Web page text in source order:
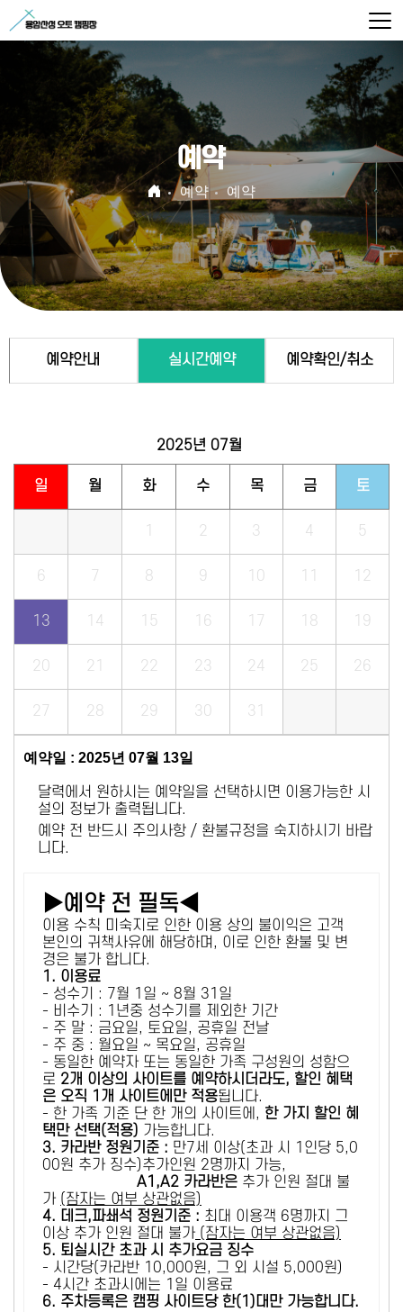
예약
예약 예약
예약안내 실시간예약 예약확인/취소
2025년 07월
일 월 화 수 목 금 토
1 2 3 4 5
6 7 8 9 10 11 12
13 14 15 16 17 18 19
20 21 22 23 24 25 26
27 28 29 30 31
예약일 : 2025년 07월 13일
달력에서 원하시는 예약일을 선택하시면 이용가능한 시
설의 정보가 출력됩니다.
예약 전 반드시 주의사항 / 환불규정을 숙지하시기 바랍
니다.
▶예약 전 필독◀
이용 수칙 미숙지로 인한 이용 상의 불이익은 고객
본인의 귀책사유에 해당하며, 이로 인한 환불 및 변
경은 불가 합니다.
1. 이용료
- 성수기 : 7월 1일 ~ 8월 31일
- 비수기 : 1년중 성수기를 제외한 기간
- 주 말 : 금요일, 토요일, 공휴일 전날
- 주 중 : 월요일 ~ 목요일, 공휴일
- 동일한 예약자 또는 동일한 가족 구성원의 성함으
로 2개 이상의 사이트를 예약하시더라도, 할인 혜택
은 오직 1개 사이트에만 적용됩니다.
- 한 가족 기준 단 한 개의 사이트에, 한 가지 할인 혜
택만 선택(적용) 가능합니다.
3. 카라반 정원기준 : 만7세 이상(초과 시 1인당 5,0
00원 추가 징수)추가인원 2명까지 가능,
A1,A2 카라반은 추가 인원 절대 불
가 (잠자는 여부 상관없음)
4. 데크,파쇄석 정원기준 : ​최대 이용객 6명까지 그
이상 추가 인원 절대 불가 (잠자는 여부 상관없음)
5. 퇴실시간 초과 시 추가요금 징수
- 시간당(카라반 10,000원, 그 외 시설 5,000원)
- 4시간 초과시에는 1일 이용료
6. 주차등록은 캠핑 사이트당 한(1)대만 가능합니다.